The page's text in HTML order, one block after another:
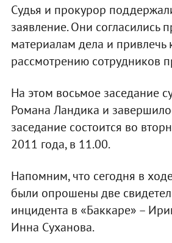
Судья и прокурор
заявление. Они согласились
материалам дела и привлечь
рассмотрению сотрудников
На этом восьмое заседание
Романа Ландика и
заседание состоится во
2011 года, в 11.00.
Напомним, что сегодня в
были опрошены две
инцидента в «Баккаре» –
Инна Суханова.